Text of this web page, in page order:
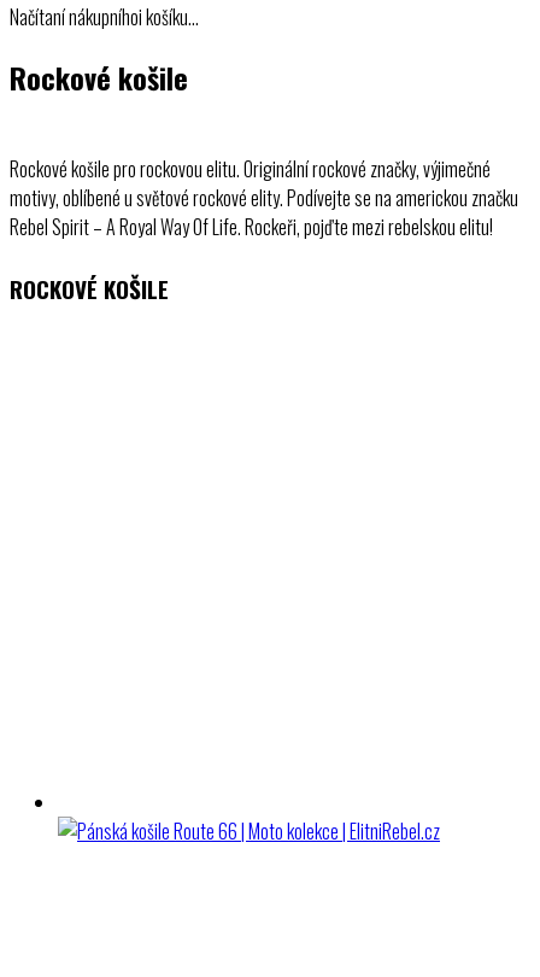
Načítaní nákupníhoi košíku…
Rockové košile
Rockové košile pro rockovou elitu. Originální rockové značky, výjimečné
motivy, oblíbené u světové rockové elity. Podívejte se na americkou značku
Rebel Spirit – A Royal Way Of Life. Rockeři, pojďte mezi rebelskou elitu!
ROCKOVÉ KOŠILE